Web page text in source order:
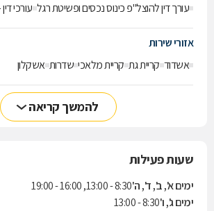
עורך דין להוצל"פ כינוס נכסים ופשיטת רגל עורכי
אזורי שירות
אשדוד קריית גת קריית מלאכי שדרות אשקלון
להמשך קריאה
שעות פעילות
ימים א', ב', ד', ה'8:30 - 13:00, 16:00 - 19:00
ימים ג', ו'8:30 - 13:00